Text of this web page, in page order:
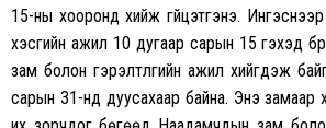
15-ны хооронд хийж гүйцэтгэнэ.
хэсгийн ажил 10 дугаар сарын 15 гэхэд
зам болон гэрэлтүүлгийн ажил хийгдэж
сарын 31-нд дуусахаар байна. Энэ замаар